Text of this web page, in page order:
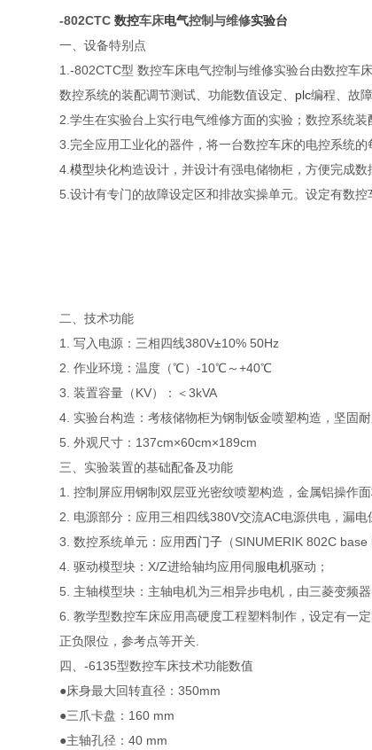
-802CTC数控车床电气控制与维修实验台
一、设备特别点
1.-802CTC型 数控车床电气控制与维修实验台由数控车
数控系统的装配调节测试、功能数值设定、 plc编程、故
2.学生在实验台上实行电气维修方面的实验；数控系统装
3.完全应用工业化的器件，将一台数控车床的电控系统的
4.模型块化构造设计，并设计有强电储物柜，方便完成数
5.设计有专门的故障设定区和排故实操单元。设定有数控
二、技术功能
1. 写入电源：三相四线380V±10% 50Hz
2. 作业环境：温度（℃）-10℃～+40℃
3. 装置容量（KV）：＜3kVA
4. 实验台构造：考核储物柜为钢制钣金喷塑构造，坚固耐
5. 外观尺寸：137cm×60cm×189cm
三、实验装置的基础配备及功能
1. 控制屏应用钢制双层亚光密纹喷塑构造，金属铝操作面
2. 电源部分：应用三相四线380V交流AC电源供电，漏
3. 数控系统单元：应用西门子 （SINUMERIK 802C base
4. 驱动模型块：X/Z进给轴均应用伺服电机驱动；
5. 主轴模型块：主轴电机为三相异步电机，由三菱变频器
6. 教学型数控车床应用高硬度工程塑料制作，设定有一
正负限位，参考点等开关.
四、-6135型数控车床技术功能数值
●床身最大回转直径：350mm
●三爪卡盘：160 mm
●主轴孔径：40 mm